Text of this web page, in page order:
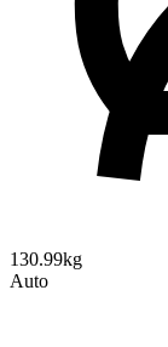
130.99kg
Auto